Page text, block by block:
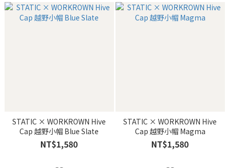
STATIC × WORKROWN Hive
Cap 越野小帽 Blue Slate
NT$1,580
STATIC × WORKROWN Hive
Cap 越野小帽 Magma
NT$1,580